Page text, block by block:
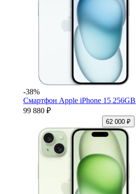
-38%
Смартфон Apple iPhone 15
99 880 ₽
62 000 ₽